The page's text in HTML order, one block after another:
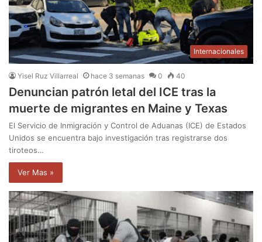
Internacionales
Yisel Ruz Villarreal hace 3 semanas 0 40
Denuncian patrón letal del ICE tras la
muerte de migrantes en Maine y Texas
El Servicio de Inmigración y Control de Aduanas (ICE) de Estados
Unidos se encuentra bajo investigación tras registrarse dos
tiroteos…
Ver Mas »